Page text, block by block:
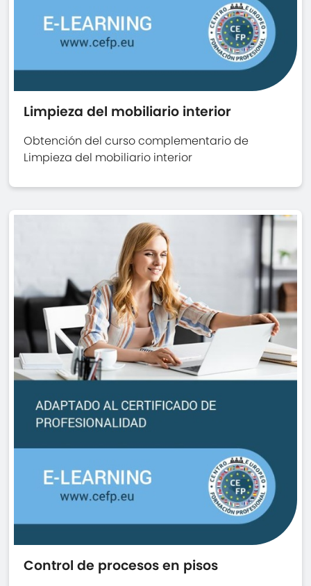
Limpieza del mobiliario interior
Obtención del curso complementario de
Limpieza del mobiliario interior
Control de procesos en pisos